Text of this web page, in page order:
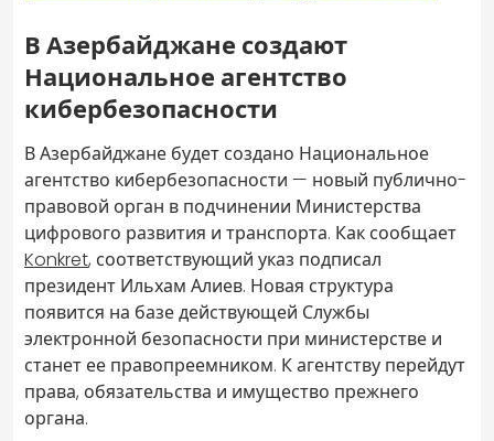
В Азербайджане создают
Национальное агентство
кибербезопасности
В Азербайджане будет создано Национальное
агентство кибербезопасности — новый публично-
правовой орган в подчинении Министерства
цифрового развития и транспорта. Как сообщает
Konkret, соответствующий указ подписал
президент Ильхам Алиев. Новая структура
появится на базе действующей Службы
электронной безопасности при министерстве и
станет ее правопреемником. К агентству перейдут
права, обязательства и имущество прежнего
органа.